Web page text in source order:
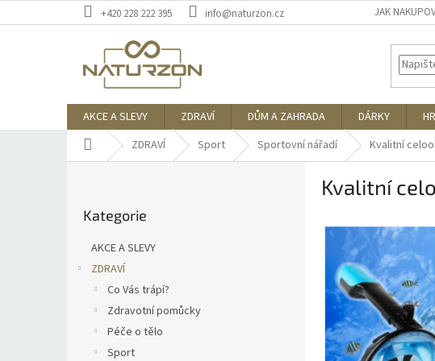
na
+420 228 222 395 info@naturzon.cz JAK
AKCE A SLEVY ZDRAVÍ DŮM A ZAHRADA DÁRKY
Domů ZDRAVÍ Sport Sportovní nářadí Kvalitní
kategorie
Kategorie
AKCE A SLEVY
ZDRAVÍ
Co Vás trápí?
Zdravotní pomůcky
Péče o tělo
Sport
Kvalitní